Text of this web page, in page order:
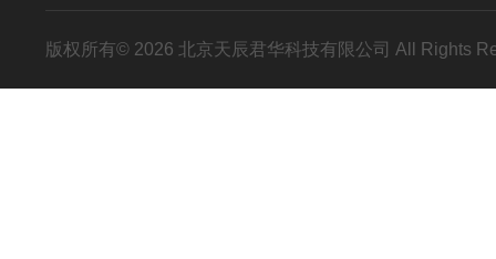
版权所有© 2026 北京天辰君华科技有限公司 All Rights